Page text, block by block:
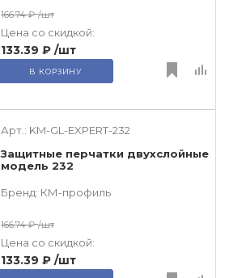
166.74 ₽ /шт
Цена со скидкой:
133.39 ₽ /шт
В КОРЗИНУ
Арт.: KM-GL-EXPERT-232
Защитные перчатки двухслойные
модель 232
Бренд: КМ-профиль
166.74 ₽ /шт
Цена со скидкой:
133.39 ₽ /шт